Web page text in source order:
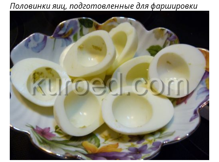
Половинки яиц, подготовленные для фаршировки